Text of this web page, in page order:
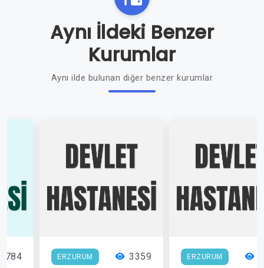
Aynı İldeki Benzer
Kurumlar
Aynı ilde bulunan diğer benzer kurumlar
ERZURUM 3359 ERZURUM